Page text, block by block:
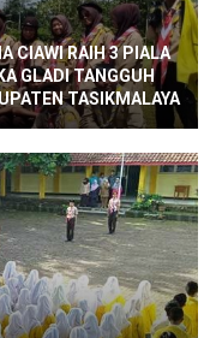
CIAWI RAIH 3 PIALA
GLADI TANGGUH
TASIKMALAYA